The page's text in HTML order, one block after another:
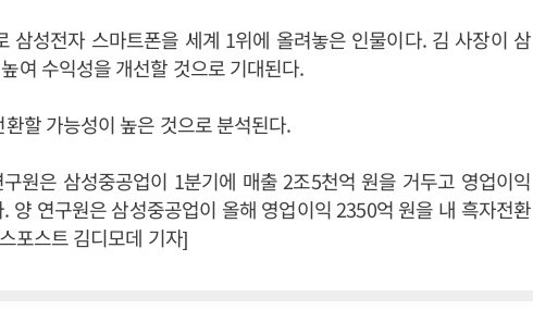
삼성전자 스마트폰을 세계 1위에 올려놓은 인물이다. 김 사장이 삼
여 수익성을 개선할 것으로 기대된다.
할 가능성이 높은 것으로 분석된다.
원은 삼성중공업이 1분기에 매출 2조5천억 원을 거두고 영업이익
양 연구원은 삼성중공업이 올해 영업이익 2350억 원을 내 흑자전환
포스트 김디모데 기자]